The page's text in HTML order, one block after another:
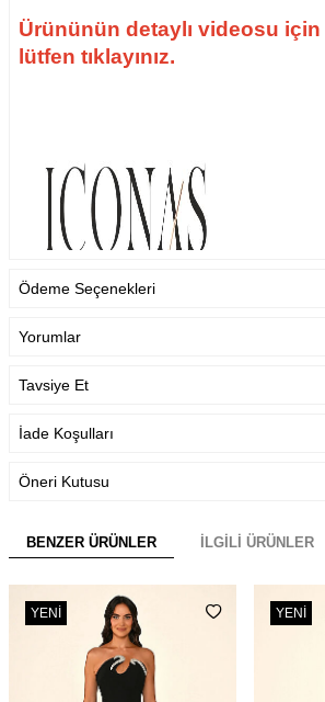
Ürününün detaylı videosu için
lütfen tıklayınız.
Ödeme Seçenekleri
Yorumlar
Tavsiye Et
İade Koşulları
Öneri Kutusu
BENZER ÜRÜNLER İLGILI ÜRÜNLER
YENI YENI